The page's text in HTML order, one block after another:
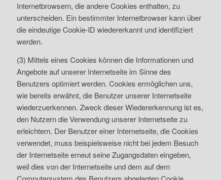
Internetbrowsern, die andere Cookies enthalten, zu
unterscheiden. Ein bestimmter Internetbrowser kann über
die eindeutige Cookie-ID wiedererkannt und identifiziert
werden.
(3) Mittels eines Cookies können die Informationen und
Angebote auf unserer Internetseite im Sinne des
Benutzers optimiert werden. Cookies ermöglichen uns,
wie bereits erwähnt, die Benutzer unserer Internetseite
wiederzuerkennen. Zweck dieser Wiedererkennung ist es,
den Nutzern die Verwendung unserer Internetseite zu
erleichtern. Der Benutzer einer Internetseite, die Cookies
verwendet, muss beispielsweise nicht bei jedem Besuch
der Internetseite erneut seine Zugangsdaten eingeben,
weil dies von der Internetseite und dem auf dem